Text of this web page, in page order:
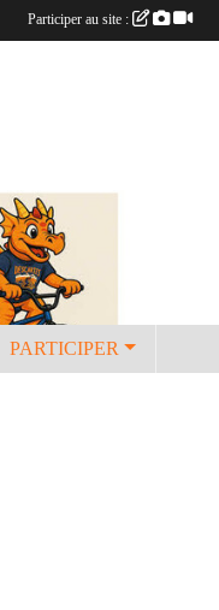
PARTICIPER
Participer au site :